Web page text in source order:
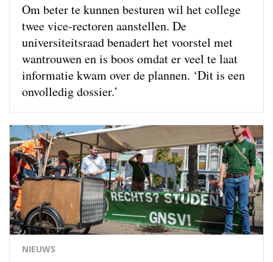
Om beter te kunnen besturen wil het college
twee vice-rectoren aanstellen. De
universiteitsraad benadert het voorstel met
wantrouwen en is boos omdat er veel te laat
informatie kwam over de plannen. ‘Dit is een
onvolledig dossier.’
NIEUWS